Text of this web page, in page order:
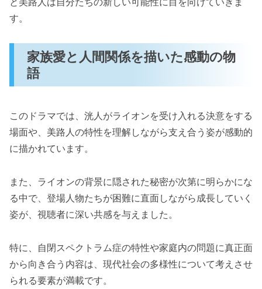
す。
家族愛と人間関係を描いた感動の物
語
このドラマでは、洸人がライオンを受け入れる決意をする
場面や、美路人の特性を理解しながら支え合う姿が感動的
に描かれています。
また、ライオンの背景に隠された秘密が次第に明らかにな
る中で、登場人物たちが困難に直面しながら成長していく
姿が、視聴者に深い共感を与えました。
特に、自閉スペクトラム症の特性や家庭内の問題に真正面
から向き合う内容は、現代社会の多様性について考えさせ
られる要素が満載です。